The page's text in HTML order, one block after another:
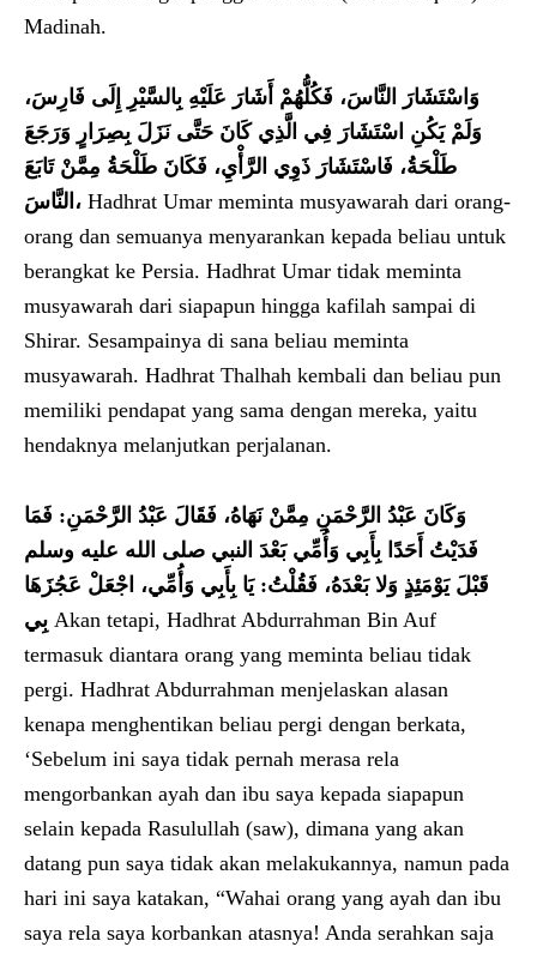
Madinah.
وَاسْتَشَارَ النَّاسَ، فَكُلُّهُمْ أَشَارَ عَلَيْهِ بِالسَّيْرِ إِلَى فَارِسَ،
وَلَمْ يَكُنِ اسْتَشَارَ فِي الَّذِي كَانَ حَتَّى نَزَلَ بِصِرَارٍ وَرَجَعَ
طَلْحَةُ، فَاسْتَشَارَ ذَوِي الرَّأْيِ، فَكَانَ طَلْحَةُ مِمَّنْ تَابَعَ
النَّاسَ، Hadhrat Umar meminta musyawarah dari orang-
orang dan semuanya menyarankan kepada beliau untuk
berangkat ke Persia. Hadhrat Umar tidak meminta
musyawarah dari siapapun hingga kafilah sampai di
Shirar. Sesampainya di sana beliau meminta
musyawarah. Hadhrat Thalhah kembali dan beliau pun
memiliki pendapat yang sama dengan mereka, yaitu
hendaknya melanjutkan perjalanan.
وَكَانَ عَبْدُ الرَّحْمَنِ مِمَّنْ نَهَاهُ، فَقَالَ عَبْدُ الرَّحْمَنِ: فَمَا
فَدَيْتُ أَحَدًا بِأَبِي وَأُمِّي بَعْدَ النبي صلى الله عليه وسلم
قَبْلَ يَوْمَئِذٍ وَلا بَعْدَهُ، فَقُلْتُ: يَا بِأَبِي وَأُمِّي، اجْعَلْ عَجُزَهَا
Akan tetapi, Hadhrat Abdurrahman Bin Auf
termasuk diantara orang yang meminta beliau tidak
pergi. Hadhrat Abdurrahman menjelaskan alasan
kenapa menghentikan beliau pergi dengan berkata,
‘Sebelum ini saya tidak pernah merasa rela
mengorbankan ayah dan ibu saya kepada siapapun
selain kepada Rasulullah (saw), dimana yang akan
datang pun saya tidak akan melakukannya, namun pada
hari ini saya katakan, “Wahai orang yang ayah dan ibu
saya rela saya korbankan atasnya! Anda serahkan saja